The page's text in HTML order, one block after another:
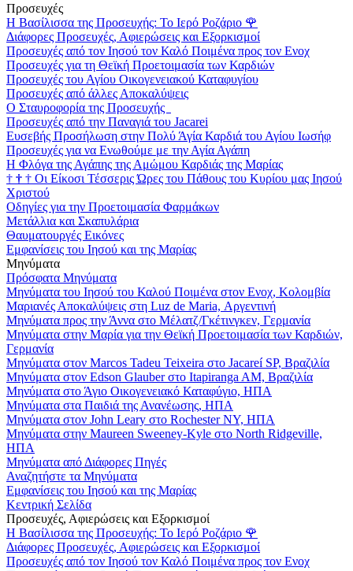
Προσευχές
Η Βασίλισσα της Προσευχής: Το Ιερό Ροζάριο 🌹
Διάφορες Προσευχές, Αφιερώσεις και Εξορκισμοί
Προσευχές από τον Ιησού τον Καλό Ποιμένα προς τον Ενοχ
Προσευχές για τη Θεϊκή Προετοιμασία των Καρδιών
Προσευχές του Αγίου Οικογενειακού Καταφυγίου
Προσευχές από άλλες Αποκαλύψεις
Ο Σταυροφορία της Προσευχής
Προσευχές από την Παναγιά του Jacarei
Ευσεβής Προσήλωση στην Πολύ Άγία Καρδιά του Αγίου Ιωσήφ
Προσευχές για να Ενωθούμε με την Αγία Αγάπη
Η Φλόγα της Αγάπης της Αμώμου Καρδιάς της Μαρίας
† † † Οι Είκοσι Τέσσερις Ώρες του Πάθους του Κυρίου μας Ιησού
Χριστού
Οδηγίες για την Προετοιμασία Φαρμάκων
Μετάλλια και Σκαπυλάρια
Θαυματουργές Εικόνες
Εμφανίσεις του Ιησού και της Μαρίας
Μηνύματα
Πρόσφατα Μηνύματα
Μηνύματα του Ιησού του Καλού Ποιμένα στον Ενοχ, Κολομβία
Μαριανές Αποκαλύψεις στη Luz de Maria, Αργεντινή
Μηνύματα προς την Άννα στο Μέλατζ/Γκέτινγκεν, Γερμανία
Μηνύματα στην Μαρία για την Θεϊκή Προετοιμασία των Καρδιών,
Γερμανία
Μηνύματα στον Marcos Tadeu Teixeira στο Jacareí SP, Βραζιλία
Μηνύματα στον Edson Glauber στο Itapiranga AM, Βραζιλία
Μηνύματα στο Άγιο Οικογενειακό Καταφύγιο, ΗΠΑ
Μηνύματα στα Παιδιά της Ανανέωσης, ΗΠΑ
Μηνύματα στον John Leary στο Rochester NY, ΗΠΑ
Μηνύματα στην Maureen Sweeney-Kyle στο North Ridgeville,
ΗΠΑ
Μηνύματα από Διάφορες Πηγές
Αναζητήστε τα Μηνύματα
Εμφανίσεις του Ιησού και της Μαρίας
Κεντρική Σελίδα
Προσευχές, Αφιερώσεις και Εξορκισμοί
Η Βασίλισσα της Προσευχής: Το Ιερό Ροζάριο 🌹
Διάφορες Προσευχές, Αφιερώσεις και Εξορκισμοί
Προσευχές από τον Ιησού τον Καλό Ποιμένα προς τον Ενοχ